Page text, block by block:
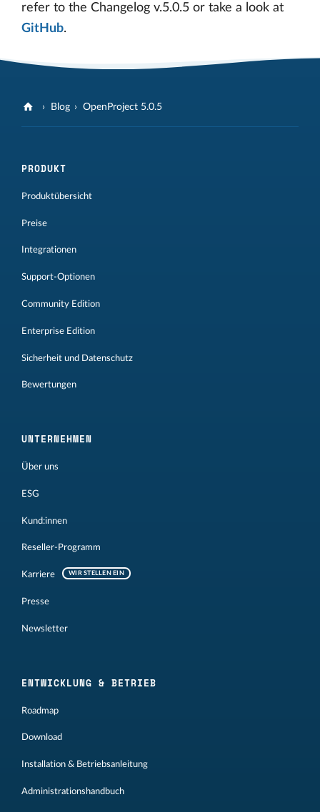
refer to the Changelog v.5.0.5 or take a look at
GitHub.
Blog OpenProject 5.0.5
PRODUKT
Produktübersicht
Preise
Integrationen
Support-Optionen
Community Edition
Enterprise Edition
Sicherheit und Datenschutz
Bewertungen
UNTERNEHMEN
Über uns
ESG
Kund:innen
Reseller-Programm
Karriere WIR STELLEN EIN
Presse
Newsletter
ENTWICKLUNG & BETRIEB
Roadmap
Download
Installation & Betriebsanleitung
Administrationshandbuch